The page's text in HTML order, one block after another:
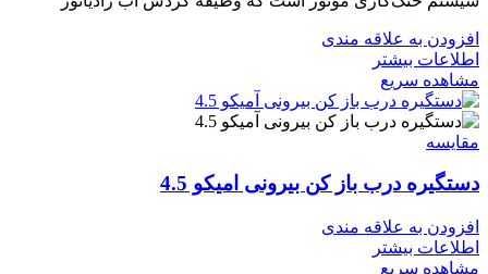
افزودن به علاقه مندی
اطلاعات بیشتر
مشاهده سریع
مقایسه
دستگیره درب باز کن بیرونی امیکو 4.5
افزودن به علاقه مندی
اطلاعات بیشتر
مشاهده سریع